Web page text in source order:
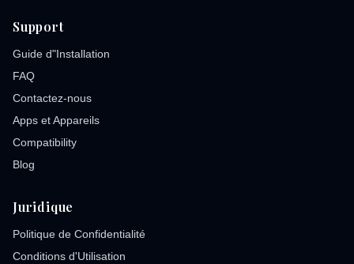
Support
Guide d"Installation
FAQ
Contactez-nous
Apps et Appareils
Compatibility
Blog
Juridique
Politique de Confidentialité
Conditions d'Utilisation